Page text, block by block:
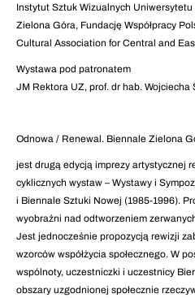
Instytut Sztuk Wizualnych
Zielona Góra, Fundację Współpracy
Cultural Association for Central and
Wystawa pod patronatem
JM Rektora UZ, prof. dr hab. Wojciecha
Odnowa / Renewal. Biennale Zielona
jest drugą edycją imprezy artystycznej
cyklicznych wystaw – Wystawy i
i Biennale Sztuki Nowej (1985-1996).
wyobraźni nad odtworzeniem
Jest jednocześnie propozycją rewizji
wzorców współżycia społecznego. W
wspólnoty, uczestniczki i uczestnicy
obszary uzgodnionej społecznie